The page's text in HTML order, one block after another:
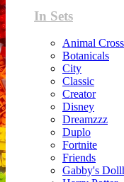
In Sets
Animal
Botanicals
City
Classic
Creator
Disney
Dreamzzz
Duplo
Fortnite
Friends
Gabby's